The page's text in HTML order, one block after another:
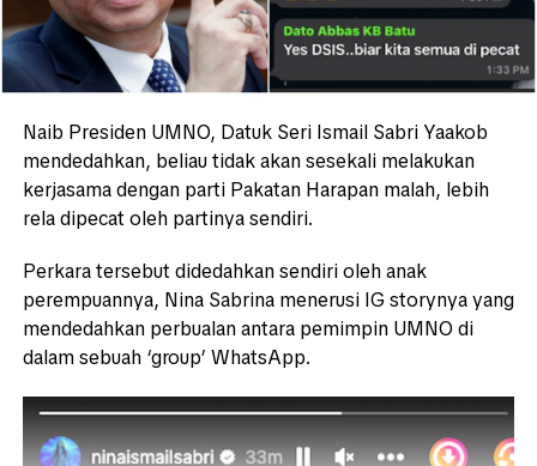
Naib Presiden UMNO, Datuk Seri Ismail Sabri Yaakob
mendedahkan, beliau tidak akan sesekali melakukan
kerjasama dengan parti Pakatan Harapan malah, lebih
rela dipecat oleh partinya sendiri.
Perkara tersebut didedahkan sendiri oleh anak
perempuannya, Nina Sabrina menerusi IG storynya yang
mendedahkan perbualan antara pemimpin UMNO di
dalam sebuah ‘group’ WhatsApp.